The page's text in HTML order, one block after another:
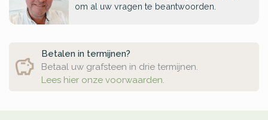
om al uw vragen te beantwoorden.
Betalen in termijnen?
Betaal uw grafsteen in drie termijnen.
Lees hier onze voorwaarden.